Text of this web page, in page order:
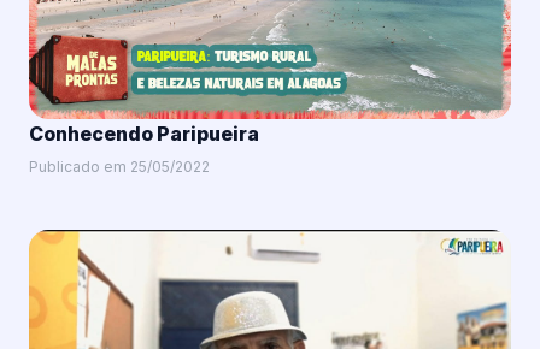
Conhecendo Paripueira
Publicado em 25/05/2022